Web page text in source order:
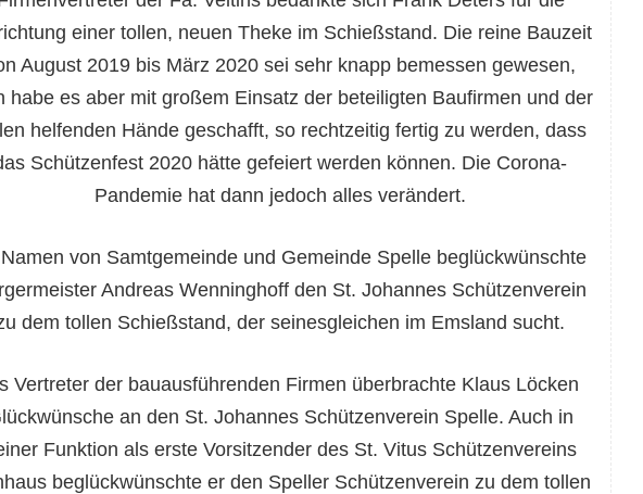
einer tollen, neuen Theke im Schießstand. Die reine Bauzeit
August 2019 bis März 2020 sei sehr knapp bemessen gewesen,
habe es aber mit großem Einsatz der beteiligten Baufirmen und der
helfenden Hände geschafft, so rechtzeitig fertig zu werden, dass
Schützenfest 2020 hätte gefeiert werden können. Die Corona-
Pandemie hat dann jedoch alles verändert.
von Samtgemeinde und Gemeinde Spelle beglückwünschte
Andreas Wenninghoff den St. Johannes Schützenverein
dem tollen Schießstand, der seinesgleichen im Emsland sucht.
Vertreter der bauausführenden Firmen überbrachte Klaus Löcken
an den St. Johannes Schützenverein Spelle. Auch in
Funktion als erste Vorsitzender des St. Vitus Schützenvereins
beglückwünschte er den Speller Schützenverein zu dem tollen